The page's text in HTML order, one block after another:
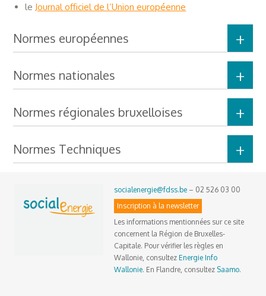
le Journal officiel de l’Union européenne
Normes européennes
Normes nationales
Normes régionales bruxelloises
Normes Techniques
socialenergie@fdss.be – 02 526 03 00
Inscription à la newsletter
Les informations mentionnées sur ce site
concernent la Région de Bruxelles-
Capitale. Pour vérifier les règles en
Wallonie, consultezEnergie Info
Wallonie. En Flandre, consultez Saamo.